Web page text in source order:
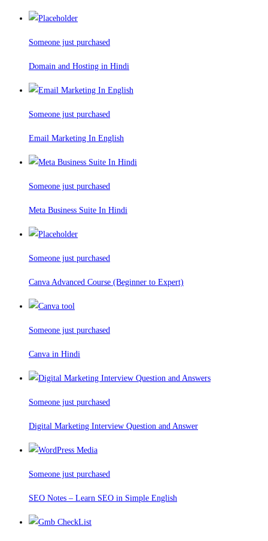
Someone just purchased
Domain and Hosting in Hindi
Someone just purchased
Email Marketing In English
Someone just purchased
Meta Business Suite In Hindi
Someone just purchased
Canva Advanced Course (Beginner to Expert)
Someone just purchased
Canva in Hindi
Someone just purchased
Digital Marketing Interview Question and Answer
Someone just purchased
SEO Notes – Learn SEO in Simple English